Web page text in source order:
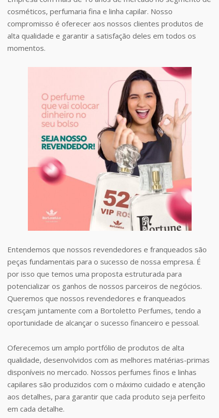
cosméticos, perfumaria fina e linha capilar. Nosso
compromisso é oferecer aos nossos clientes produtos de
alta qualidade e garantir a satisfação deles em todos os
momentos.
Entendemos que nossos revendedores e franqueados são
peças fundamentais para o sucesso de nossa empresa. É
por isso que temos uma proposta estruturada para
potencializar os ganhos de nossos parceiros de negócios.
Queremos que nossos revendedores e franqueados
cresçam juntamente com a Bortoletto Perfumes, tendo a
oportunidade de alcançar o sucesso financeiro e pessoal.
Oferecemos um amplo portfólio de produtos de alta
qualidade, desenvolvidos com as melhores matérias-primas
disponíveis no mercado. Nossos perfumes finos e linhas
capilares são produzidos com o máximo cuidado e atenção
aos detalhes, para garantir que cada produto seja perfeito
em cada detalhe.